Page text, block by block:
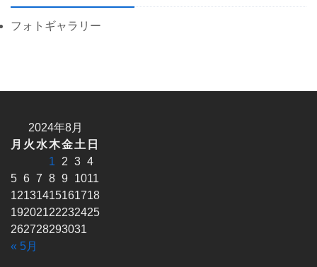
フォトギャラリー
2024年8月
月 火 水木金土 日
1
2 3 4
5 6 7 8 9 1011
12131415161718
19202122232425
262728293031
« 5月